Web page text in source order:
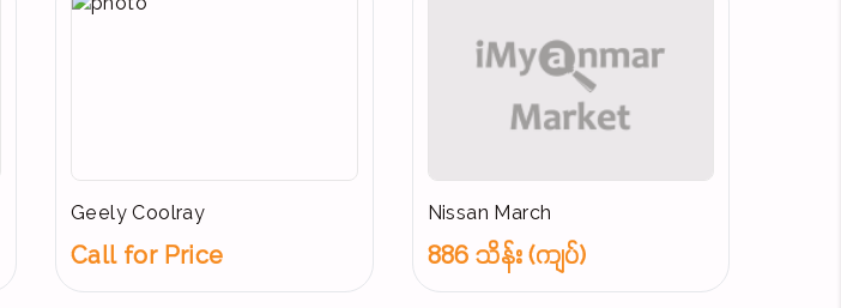
Geely Coolray
Call for Price
Nissan March
886 သိန်း (ကျပ်)